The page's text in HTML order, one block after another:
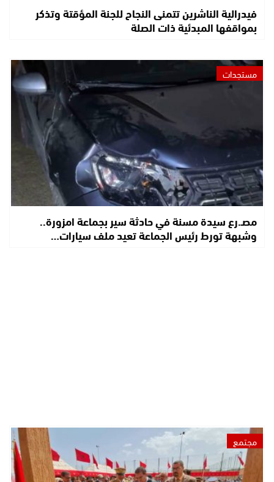
فيدرالية الناشرين تتمنى النجاح للجنة المؤقتة وتذكر
بمواقفها المبدئية ذات الصلة
مستجدات
مصـ.رع سيدة مسنة في حادثة سير بجماعة امزورة..
وشبهة تورط رئيس الجماعة تعيد ملف سيارات…
مجتمع